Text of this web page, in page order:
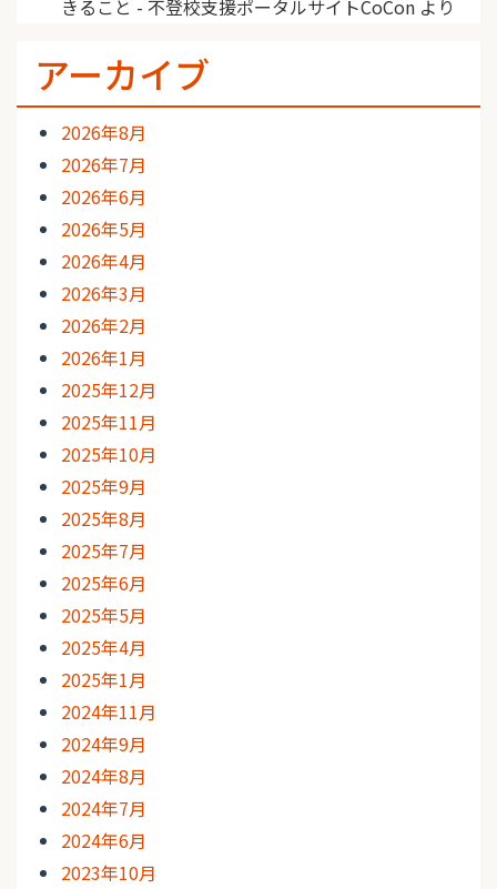
きること - 不登校支援ポータルサイトCoCon より
アーカイブ
2026年8月
2026年7月
2026年6月
2026年5月
2026年4月
2026年3月
2026年2月
2026年1月
2025年12月
2025年11月
2025年10月
2025年9月
2025年8月
2025年7月
2025年6月
2025年5月
2025年4月
2025年1月
2024年11月
2024年9月
2024年8月
2024年7月
2024年6月
2023年10月